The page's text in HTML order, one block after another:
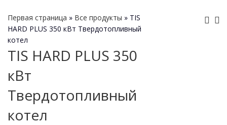
Первая страница » Все продукты » TIS
HARD PLUS 350 кВт Твердотопливный
котел
TIS HARD PLUS 350
кВт
Твердотопливный
котел